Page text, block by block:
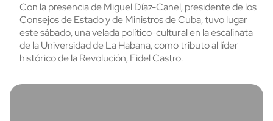
Con la presencia de Miguel Díaz-Canel, presidente de los
Consejos de Estado y de Ministros de Cuba, tuvo lugar
este sábado, una velada político-cultural en la escalinata
de la Universidad de La Habana, como tributo al líder
histórico de la Revolución, Fidel Castro.